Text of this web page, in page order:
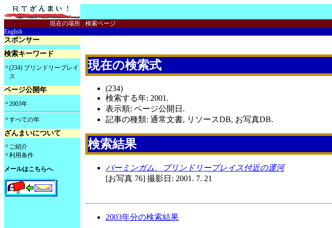
現在の場所 : 検索ページ
English
スポンサー
検索キーワード
(234) ブリンドリープレイ
ス
ページ公開年
2003年
すべての年
ざんまいについて
ご紹介
利用条件
メールはこちらへ
現在の検索式
(234)
検索する年: 2001.
表示順: ページ公開日.
記事の種類: 通常文書, リソースDB, お写真DB.
検索結果
バーミンガム、ブリンドリープレイス付近の運河
[お写真 76] 撮影日: 2001. 7. 21
2003年分の検索結果